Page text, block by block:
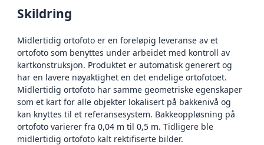
Skildring
Midlertidig ortofoto er en foreløpig leveranse av et
ortofoto som benyttes under arbeidet med kontroll av
kartkonstruksjon. Produktet er automatisk generert og
har en lavere nøyaktighet en det endelige ortofotoet.
Midlertidig ortofoto har samme geometriske egenskaper
som et kart for alle objekter lokalisert på bakkenivå og
kan knyttes til et referansesystem. Bakkeoppløsning på
ortofoto varierer fra 0,04 m til 0,5 m. Tidligere ble
midlertidig ortofoto kalt rektifiserte bilder.